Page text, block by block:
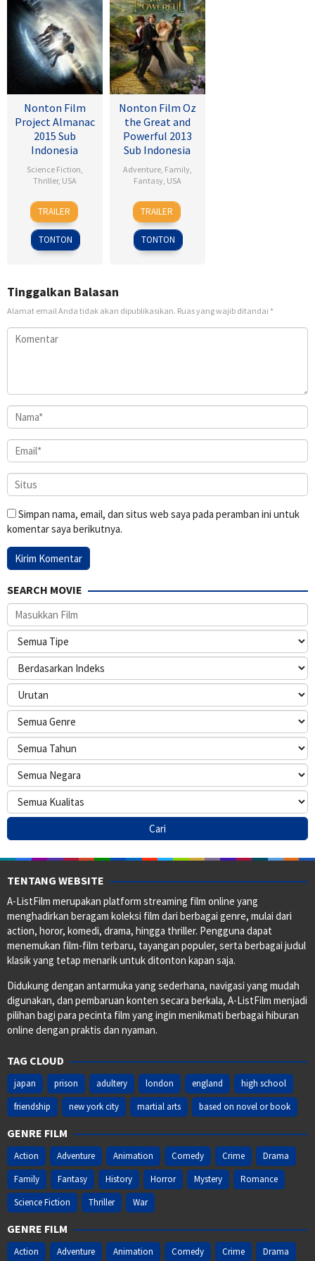
Nonton Film
Project Almanac
2015 Sub
Indonesia
Science Fiction,
Thriller, USA
28
Jan
2015
Dean
Israelite
TRAILER
TONTON
Nonton Film Oz
the Great and
Powerful 2013
Sub Indonesia
Adventure, Family,
Fantasy, USA
7
Mar
2013
Sam
Raimi
TRAILER
TONTON
Tinggalkan Balasan
Alamat email Anda tidak akan dipublikasikan. Ruas yang wajib ditandai *
Simpan nama, email, dan situs web saya pada peramban ini untuk
komentar saya berikutnya.
SEARCH MOVIE
TENTANG WEBSITE
A-ListFilm merupakan platform streaming film online yang
menghadirkan beragam koleksi film dari berbagai genre, mulai dari
action, horor, komedi, drama, hingga thriller. Pengguna dapat
menemukan film-film terbaru, tayangan populer, serta berbagai judul
klasik yang tetap menarik untuk ditonton kapan saja.
Didukung dengan antarmuka yang sederhana, navigasi yang mudah
digunakan, dan pembaruan konten secara berkala, A-ListFilm menjadi
pilihan bagi para pecinta film yang ingin menikmati berbagai hiburan
online dengan praktis dan nyaman.
TAG CLOUD
japan prison adultery london england
high school
friendship
new york city martial arts based on novel or book
GENRE FILM
Action Adventure Animation Comedy Crime
Drama
Family
Fantasy History Horror Mystery
Romance
Science Fiction
Thriller War
GENRE FILM
Action Adventure Animation Comedy Crime Drama